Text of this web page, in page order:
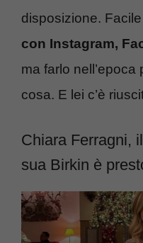
disposizione.
con Instagram,
ma farlo
cosa. E lei c’è
Chiara Ferragni,
sua Birkin è